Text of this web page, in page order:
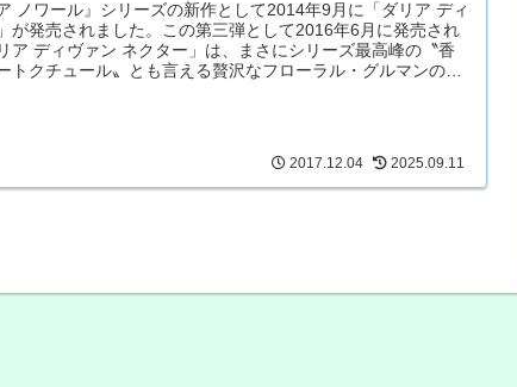
ノワール』シリーズの新作として2014年9月に「ダリア ディ
が発売されました。この第三弾として2016年6月に発売され
ア ディヴァン ネクター」は、まさにシリーズ最高峰の〝香
トクチュール〟とも言える贅沢なフローラル・グルマンの香
2017.12.04 2025.09.11